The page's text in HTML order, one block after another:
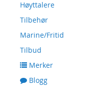
Høyttalere
Tilbehør
Marine/Fritid
Tilbud
Merker
Blogg